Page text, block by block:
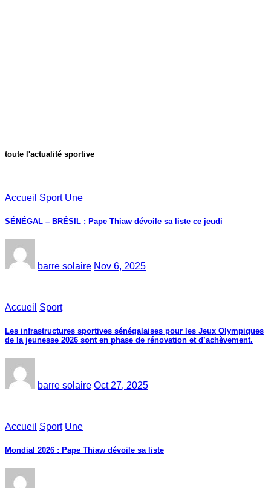
toute l'actualité sportive
Accueil Sport Une
SÉNÉGAL – BRÉSIL : Pape Thiaw dévoile sa liste ce jeudi
barre solaire Nov 6, 2025
Accueil Sport
Les infrastructures sportives sénégalaises pour les Jeux Olympiques
de la jeunesse 2026 sont en phase de rénovation et d’achèvement.
barre solaire Oct 27, 2025
Accueil Sport Une
Mondial 2026 : Pape Thiaw dévoile sa liste